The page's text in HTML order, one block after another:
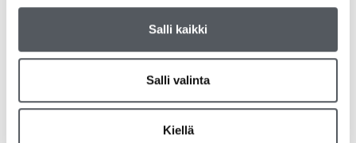
Salli kaikki
Salli valinta
Kiellä